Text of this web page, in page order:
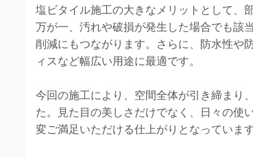
塩ビタイル施工の大きなメリットとして、
万が一、汚れや破損が発生した場合でも該
削減にもつながります。さらに、防水性や
ィスなど幅広い用途に最適です。
今回の施工により、空間全体が引き締まり
た。見た目の美しさだけでなく、日々の使
変ご満足いただける仕上がりとなっています